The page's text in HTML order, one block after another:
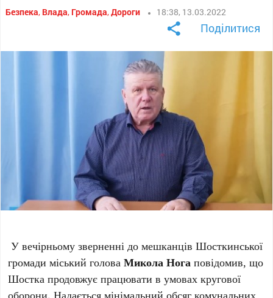
Безпека, Влада, Громада,Дороги 18:38, 13.03.2022
Поділитися
У вечірньому зверненні до мешканців Шосткинської
громади міський головаМикола Нога повідомив, що
Шостка продовжує працювати в умовах кругової